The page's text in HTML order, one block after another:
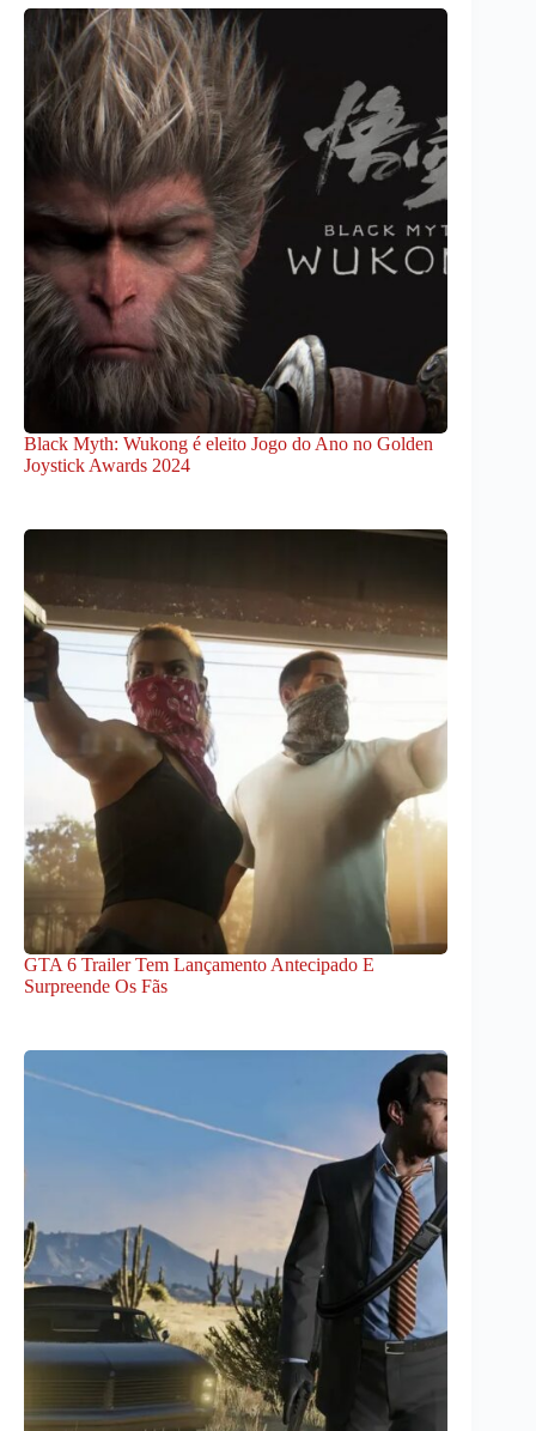
Black Myth: Wukong é eleito Jogo do Ano no Golden
Joystick Awards 2024
GTA 6 Trailer Tem Lançamento Antecipado E
Surpreende Os Fãs